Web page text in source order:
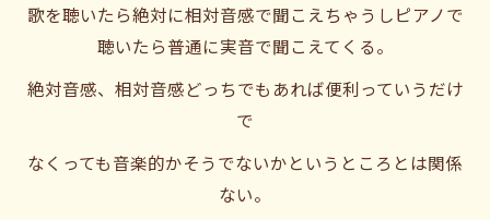
歌を聴いたら絶対に相対音感で聞こえちゃうしピアノで
聴いたら普通に実音で聞こえてくる。
絶対音感、相対音感どっちでもあれば便利っていうだけ
で
なくっても音楽的かそうでないかというところとは関係
ない。